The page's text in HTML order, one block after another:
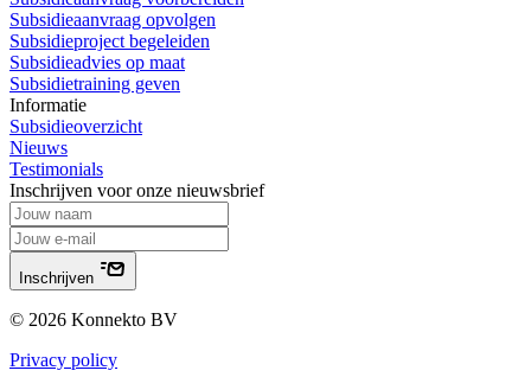
Subsidieaanvraag opvolgen
Subsidieproject begeleiden
Subsidieadvies op maat
Subsidietraining geven
Informatie
Subsidieoverzicht
Nieuws
Testimonials
Inschrijven voor onze nieuwsbrief
Inschrijven
© 2026 Konnekto BV
Privacy policy